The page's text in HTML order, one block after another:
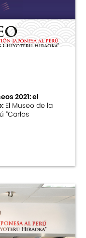
2021: el
El Museo de la
“Carlos